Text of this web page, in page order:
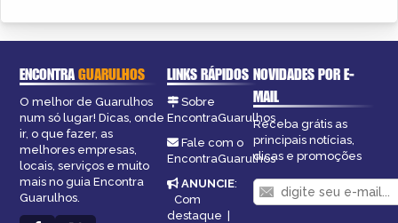
ENCONTRAGUARULHOS
O melhor de Guarulhos
num só lugar! Dicas, onde
ir, o que fazer, as
melhores empresas,
locais, serviços e muito
mais no guia Encontra
Guarulhos.
LINKS RÁPIDOS
Sobre
EncontraGuarulhos
Fale com o
EncontraGuarulhos
ANUNCIE:
Com
destaque |
NOVIDADES POR E-
MAIL
Receba grátis as
principais notícias,
dicas e promoções